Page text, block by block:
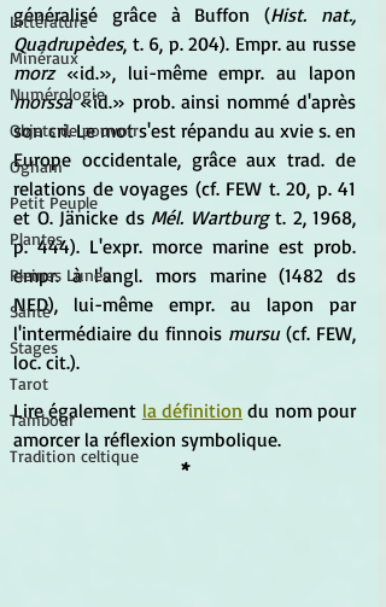
Littérature
Minéraux
Numérologie
Objets de pouvoir
Ogham
Petit Peuple
Plantes
Pleines Lunes
Santé
Stages
Tarot
Tambour
Tradition celtique
généralisé grâce à Buffon (Hist. nat.,
Quadrupèdes, t. 6, p. 204). Empr. au russe
morz «id.», lui-même empr. au lapon
morssa «id.» prob. ainsi nommé d'après
son cri. Le mot s'est répandu au xvie s. en
Europe occidentale, grâce aux trad. de
relations de voyages (cf. FEW t. 20, p. 41
et O. Jänicke ds Mél. Wartburg t. 2, 1968,
p. 444). L'expr. morce marine est prob.
empr. à l'angl. mors marine (1482 ds
NED), lui-même empr. au lapon par
l'intermédiaire du finnois mursu (cf. FEW,
loc. cit.).
Lire également la définition du nom pour
amorcer la réflexion symbolique.
*